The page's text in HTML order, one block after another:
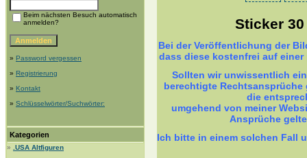
Beim nächsten Besuch automatisch
anmelden?
» Password vergessen
» Registrierung
» Kontakt
» Schlüsselwörter/Suchwörter:
Kategorien
»
.USA Altfiguren
Sticker
Bei der Veröffentlichung der
dass diese kostenfrei auf
Sollten wir unwissentlich
berechtigte
die
umgehend von meiner
Ansprüche
Ich bitte in einem solchen Fall